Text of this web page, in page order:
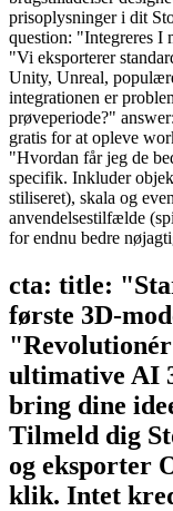
prisoplysninger i dit
question: "Integreres I
"Vi eksporterer
Unity, Unreal,
integrationen er
prøveperiode?"
gratis for at opleve
"Hvordan får jeg de
specifik. Inkluder
stiliseret), skala og
anvendelsestilfælde
for endnu bedre
cta: title:
første 3D-
ultimative AI
bring dine
Tilmeld dig
og eksporter
klik. Intet